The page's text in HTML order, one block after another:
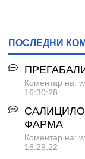
ПОСЛЕДНИ
Коментар на:
16:30:28
ФАРМА
Коментар на:
16:29:22